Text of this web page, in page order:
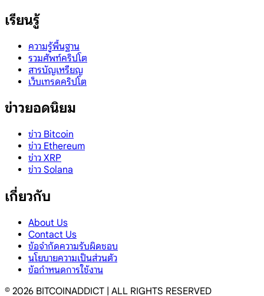
เรียนรู้
ความรู้พื้นฐาน
รวมศัพท์คริปโต
สารบัญเหรียญ
เว็บเทรดคริปโต
ข่าวยอดนิยม
ข่าว Bitcoin
ข่าว Ethereum
ข่าว XRP
ข่าว Solana
เกี่ยวกับ
About Us
Contact Us
ข้อจำกัดความรับผิดชอบ
นโยบายความเป็นส่วนตัว
ข้อกำหนดการใช้งาน
© 2026 BITCOINADDICT | ALL RIGHTS RESERVED